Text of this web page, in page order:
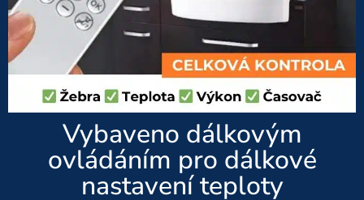
Vybaveno dálkovým
ovládáním pro dálkové
nastavení teploty